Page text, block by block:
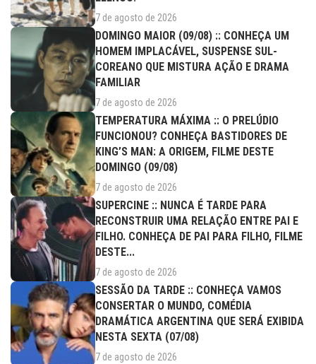
7 de agosto de 2026
DOMINGO MAIOR (09/08) :: CONHEÇA UM
HOMEM IMPLACÁVEL, SUSPENSE SUL-
COREANO QUE MISTURA AÇÃO E DRAMA
FAMILIAR
7 de agosto de 2026
TEMPERATURA MÁXIMA :: O PRELÚDIO
FUNCIONOU? CONHEÇA BASTIDORES DE
KING’S MAN: A ORIGEM, FILME DESTE
DOMINGO (09/08)
7 de agosto de 2026
SUPERCINE :: NUNCA É TARDE PARA
RECONSTRUIR UMA RELAÇÃO ENTRE PAI E
FILHO. CONHEÇA DE PAI PARA FILHO, FILME
DESTE...
7 de agosto de 2026
SESSÃO DA TARDE :: CONHEÇA VAMOS
CONSERTAR O MUNDO, COMÉDIA
DRAMÁTICA ARGENTINA QUE SERÁ EXIBIDA
NESTA SEXTA (07/08)
7 de agosto de 2026